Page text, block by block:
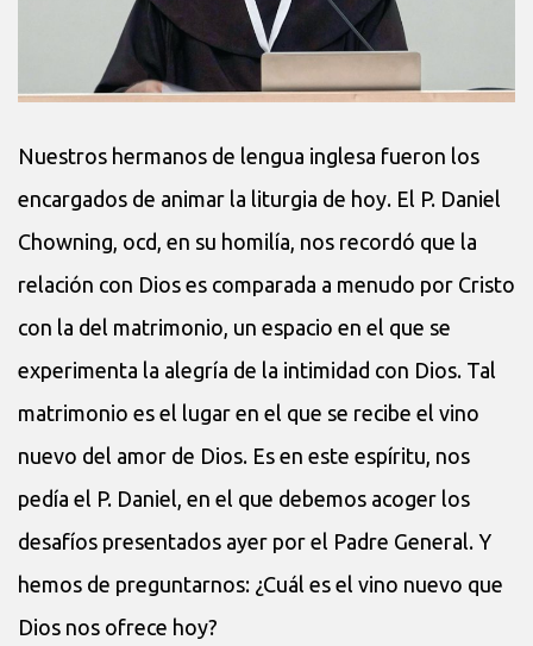
Nuestros hermanos de lengua inglesa fueron los
encargados de animar la liturgia de hoy. El P. Daniel
Chowning, ocd, en su homilía, nos recordó que la
relación con Dios es comparada a menudo por Cristo
con la del matrimonio, un espacio en el que se
experimenta la alegría de la intimidad con Dios. Tal
matrimonio es el lugar en el que se recibe el vino
nuevo del amor de Dios. Es en este espíritu, nos
pedía el P. Daniel, en el que debemos acoger los
desafíos presentados ayer por el Padre General. Y
hemos de preguntarnos: ¿Cuál es el vino nuevo que
Dios nos ofrece hoy?